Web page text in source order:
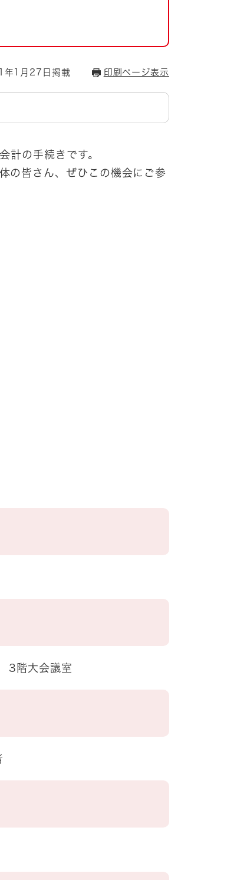
年1月27日掲載 印刷ページ表示
計の手続きです。
の皆さん、ぜひこの機会にご参
3階大会議室